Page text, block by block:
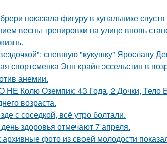
показала фигуру в купальнике
весны тренировки на улице вновь
спевшую "кукушку" Ярославу
спортсменка Энн крайл эссельстин в
анемии.
Колю Оземпик: 43 Года, 2 Дочки, Тело
возраста.
с соседкой, всё утро болтали.
здоровья отмечают 7 апреля.
фото из своей молодости